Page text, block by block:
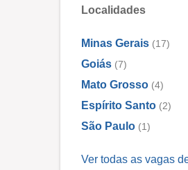
Localidades
Minas Gerais (17)
Goiás (7)
Mato Grosso (4)
Espírito Santo (2)
São Paulo (1)
Ver todas as vagas